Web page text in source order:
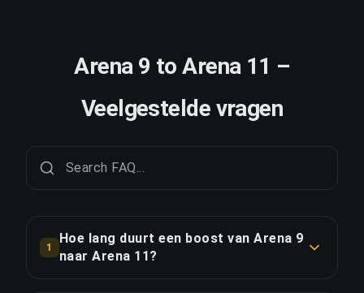
Arena 9 to Arena 11 –
Veelgestelde vragen
1
Hoe lang duurt een boost van Arena 9
naar Arena 11?